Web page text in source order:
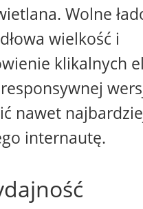
Wolne
wielkość i
klikalnych
nawet
internautę.